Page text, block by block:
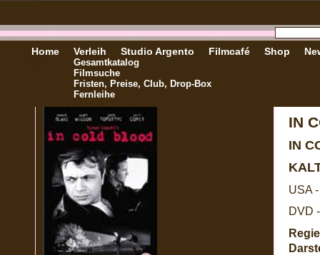
Home Verleih
Gesamtkatalog
Filmsuche
Fristen, Preise, Club, Drop-Box
Fernleihe
Studio Argento Filmcafé Shop
IN
IN
USA
DVD